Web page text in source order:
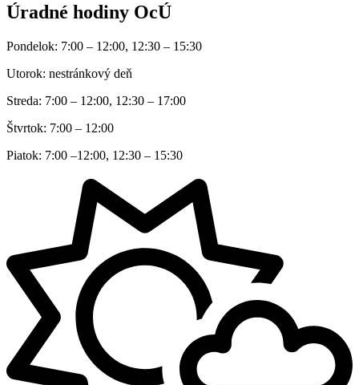
Úradné hodiny OcÚ
Pondelok: 7:00 – 12:00, 12:30 – 15:30
Utorok: nestránkový deň
Streda: 7:00 – 12:00, 12:30 – 17:00
Štvrtok: 7:00 – 12:00
Piatok: 7:00 –12:00, 12:30 – 15:30